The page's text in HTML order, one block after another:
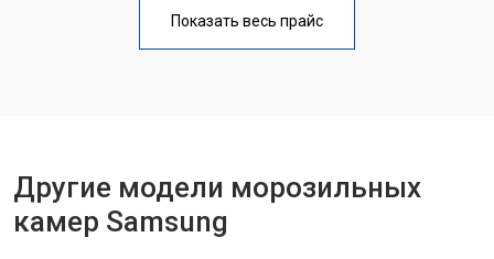
Показать весь прайс
Другие модели морозильных
камер Samsung